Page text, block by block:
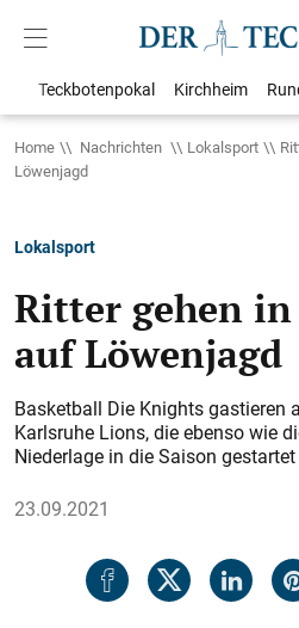
Teckbotenpokal Kirchheim
Home Nachrichten Lokalsport
Löwenjagd
Lokalsport
Ritter gehen
auf Löwenjagd
Basketball Die Knights gastieren
Karlsruhe Lions, die ebenso wie
Niederlage in die Saison
23.09.2021